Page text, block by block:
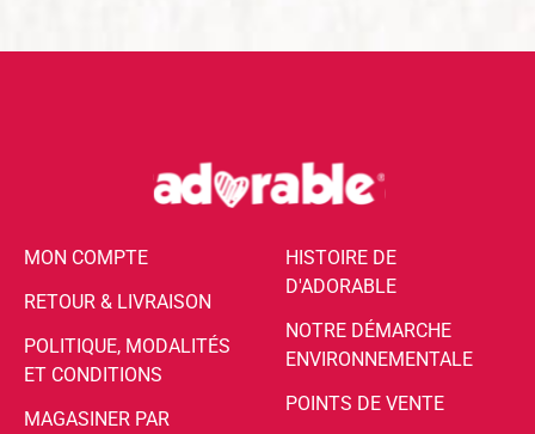
MON COMPTE
RETOUR & LIVRAISON
POLITIQUE, MODALITÉS
ET CONDITIONS
MAGASINER PAR
HISTOIRE DE
D'ADORABLE
NOTRE DÉMARCHE
ENVIRONNEMENTALE
POINTS DE VENTE